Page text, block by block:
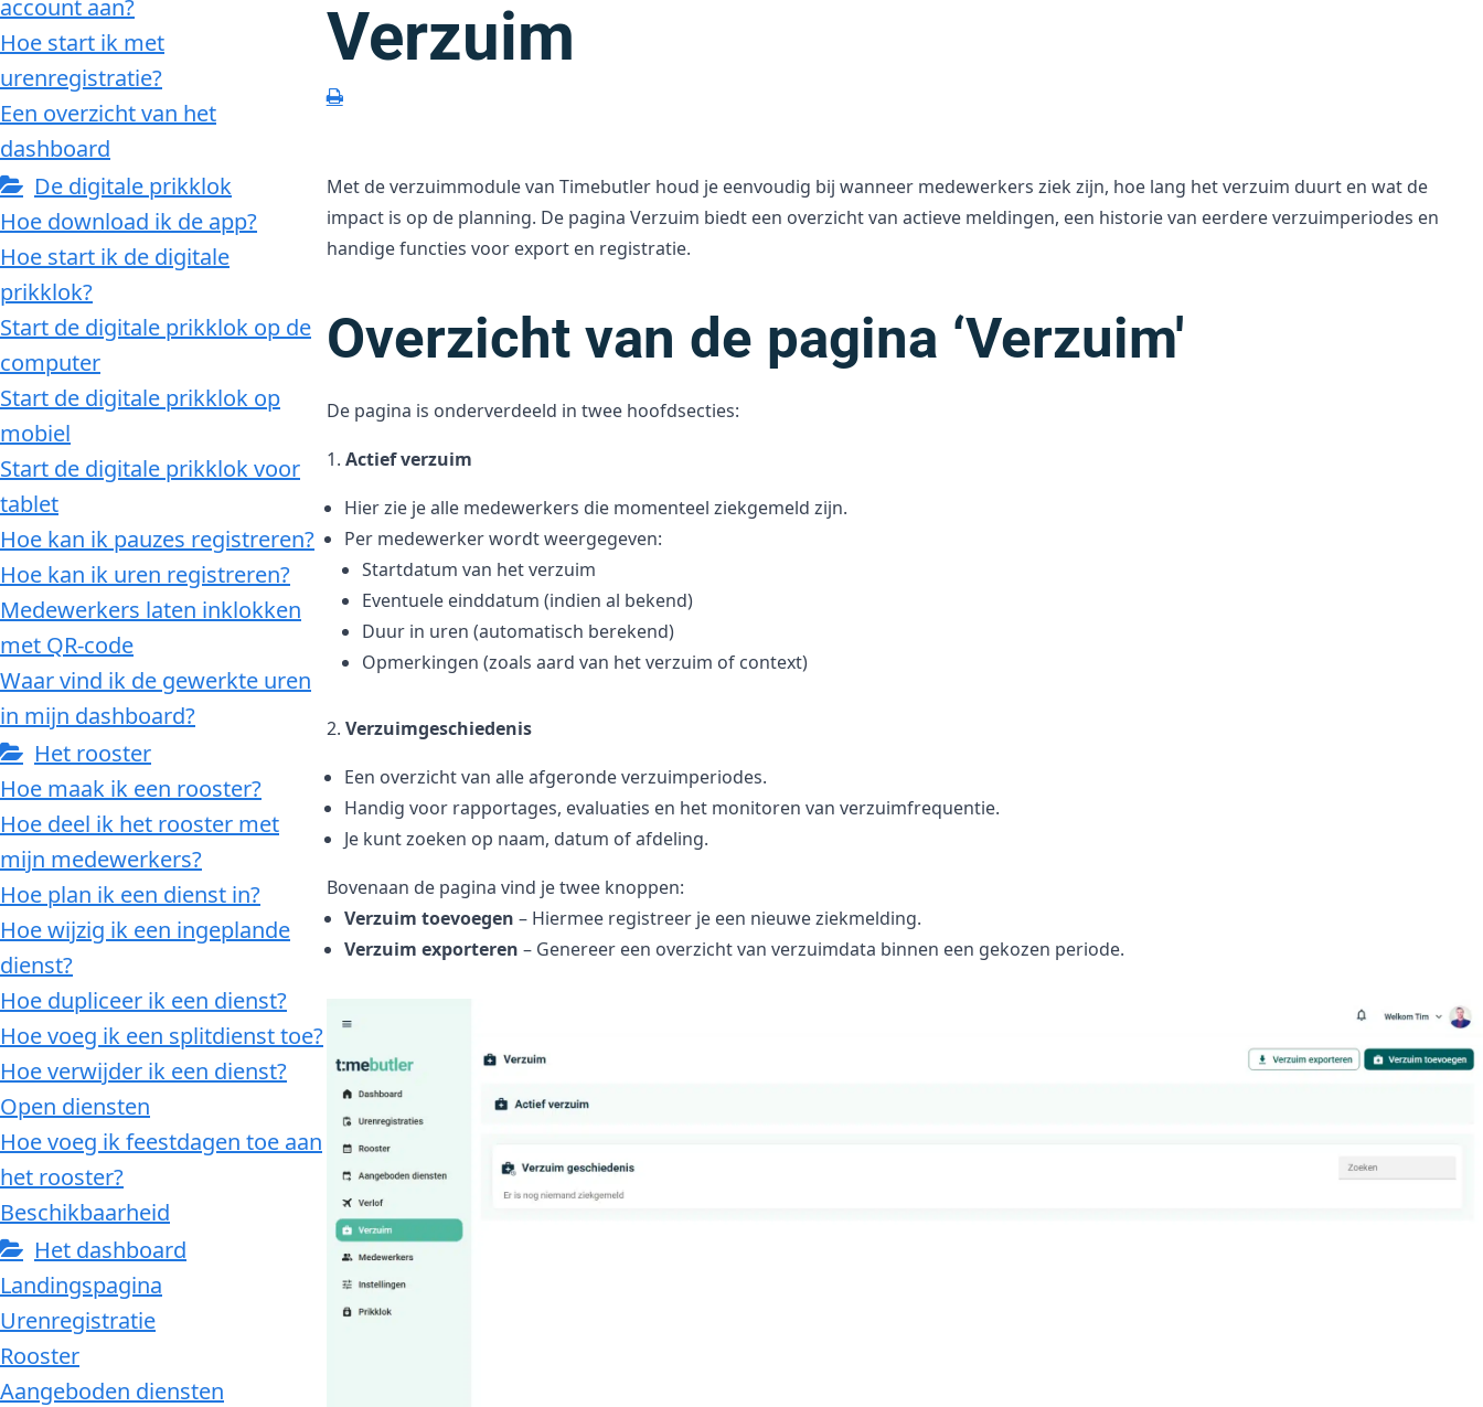
account aan?
Hoe start ik met
urenregistratie?
Een overzicht van het
dashboard
De digitale prikklok
Hoe download ik de app?
Hoe start ik de digitale
prikklok?
Start de digitale prikklok op de
computer
Start de digitale prikklok op
mobiel
Start de digitale prikklok voor
tablet
Hoe kan ik pauzes registreren?
Hoe kan ik uren registreren?
Medewerkers laten inklokken
met QR-code
Waar vind ik de gewerkte uren
in mijn dashboard?
Het rooster
Hoe maak ik een rooster?
Hoe deel ik het rooster met
mijn medewerkers?
Hoe plan ik een dienst in?
Hoe wijzig ik een ingeplande
dienst?
Hoe dupliceer ik een dienst?
Hoe voeg ik een splitdienst toe?
Hoe verwijder ik een dienst?
Open diensten
Hoe voeg ik feestdagen toe aan
het rooster?
Beschikbaarheid
Het dashboard
Landingspagina
Urenregistratie
Rooster
Aangeboden diensten
Verzuim
Met de verzuimmodule van Timebutler houd je eenvoudig bij wanneer medewerkers ziek zijn, hoe lang het verzuim duurt en wat de
impact is op de planning. De pagina Verzuim biedt een overzicht van actieve meldingen, een historie van eerdere verzuimperiodes en
handige functies voor export en registratie.
Overzicht van de pagina ‘Verzuim'
De pagina is onderverdeeld in twee hoofdsecties:
1. Actief verzuim
Hier zie je alle medewerkers die momenteel ziekgemeld zijn.
Per medewerker wordt weergegeven:
Startdatum van het verzuim
Eventuele einddatum (indien al bekend)
Duur in uren (automatisch berekend)
Opmerkingen (zoals aard van het verzuim of context)
2. Verzuimgeschiedenis
Een overzicht van alle afgeronde verzuimperiodes.
Handig voor rapportages, evaluaties en het monitoren van verzuimfrequentie.
Je kunt zoeken op naam, datum of afdeling.
Bovenaan de pagina vind je twee knoppen:
Verzuim toevoegen – Hiermee registreer je een nieuwe ziekmelding.
Verzuim exporteren – Genereer een overzicht van verzuimdata binnen een gekozen periode.